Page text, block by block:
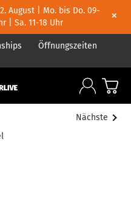
August | Mo. bis Do. 09-
| Sa. 11-18 Uhr
×
Öffnungszeiten
Nächste